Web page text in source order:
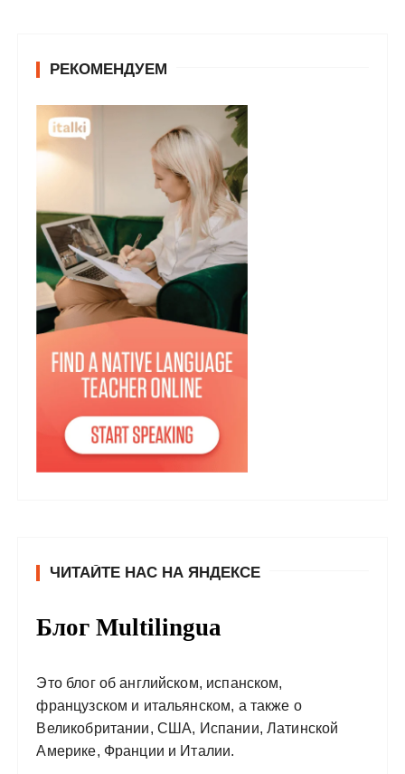
РЕКОМЕНДУЕМ
ЧИТАЙТЕ НАС НА ЯНДЕКСЕ
Блог Multilingua
Это блог об английском, испанском,
французском и итальянском, а также о
Великобритании, США, Испании, Латинской
Америке, Франции и Италии.